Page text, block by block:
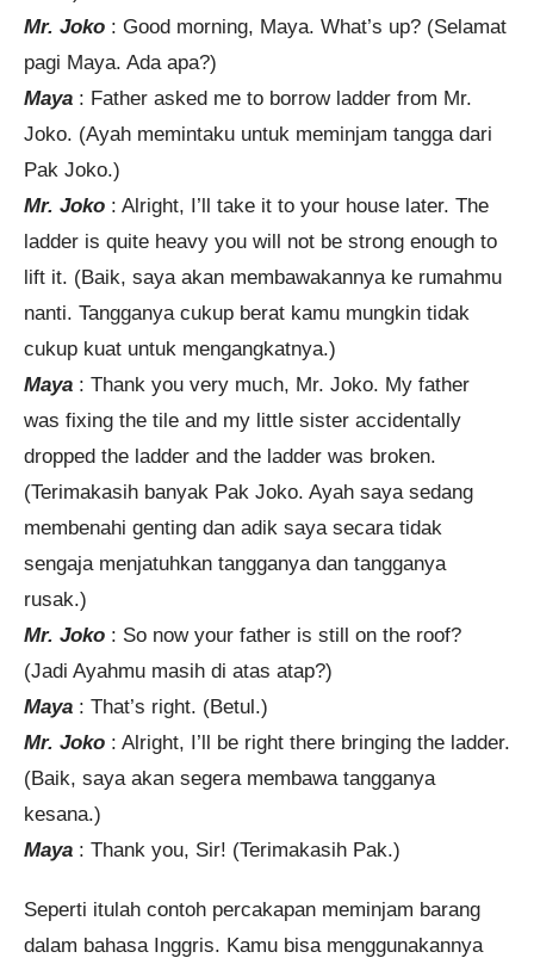
Mr. Joko : Good morning, Maya. What’s up? (Selamat
pagi Maya. Ada apa?)
Maya : Father asked me to borrow ladder from Mr.
Joko. (Ayah memintaku untuk meminjam tangga dari
Pak Joko.)
Mr. Joko : Alright, I’ll take it to your house later. The
ladder is quite heavy you will not be strong enough to
lift it. (Baik, saya akan membawakannya ke rumahmu
nanti. Tangganya cukup berat kamu mungkin tidak
cukup kuat untuk mengangkatnya.)
Maya : Thank you very much, Mr. Joko. My father
was fixing the tile and my little sister accidentally
dropped the ladder and the ladder was broken.
(Terimakasih banyak Pak Joko. Ayah saya sedang
membenahi genting dan adik saya secara tidak
sengaja menjatuhkan tangganya dan tangganya
rusak.)
Mr. Joko : So now your father is still on the roof?
(Jadi Ayahmu masih di atas atap?)
Maya : That’s right. (Betul.)
Mr. Joko : Alright, I’ll be right there bringing the ladder.
(Baik, saya akan segera membawa tangganya
kesana.)
Maya : Thank you, Sir! (Terimakasih Pak.)
Seperti itulah contoh percakapan meminjam barang
dalam bahasa Inggris. Kamu bisa menggunakannya